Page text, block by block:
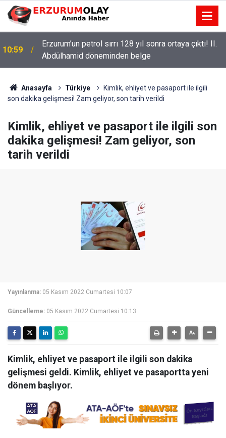
10:59
Erzurum’un petrol sırrı 128 yıl sonra ortaya çıktı! II.
Abdülhamid döneminden belge
Anasayfa Türkiye
Kimlik, ehliyet ve pasaport ile ilgili
son dakika gelişmesi! Zam geliyor, son tarih verildi
Kimlik, ehliyet ve pasaport ile ilgili son
dakika gelişmesi! Zam geliyor, son
tarih verildi
Yayınlanma: 05 Kasım 2022 Cumartesi 10:07
Güncelleme: 05 Kasım 2022 Cumartesi 10:13
Kimlik, ehliyet ve pasaport ile ilgili son dakika
gelişmesi geldi. Kimlik, ehliyet ve pasaportta yeni
dönem başlıyor.